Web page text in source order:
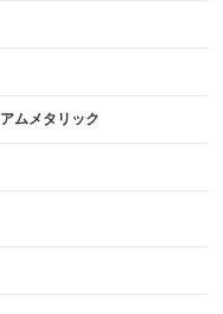
ムメタリック